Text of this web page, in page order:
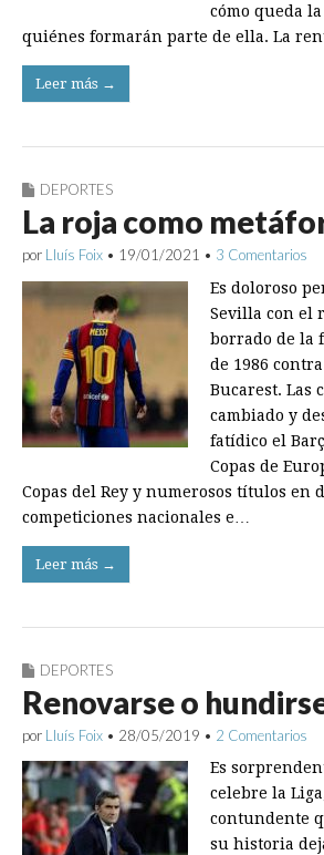
cómo queda
quiénes formarán parte de ella. La
Leer más →
DEPORTES
La roja como
por Lluís Foix • 19/01/2021 • 3 Comentarios
Es doloroso
Sevilla con el
borrado de la
de 1986
Bucarest. Las
cambiado y
fatídico el
Copas de
Copas del Rey y numerosos títulos en
competiciones nacionales e…
Leer más →
DEPORTES
Renovarse o
por Lluís Foix • 28/05/2019 • 2 Comentarios
Es
celebre la
contundente
su historia